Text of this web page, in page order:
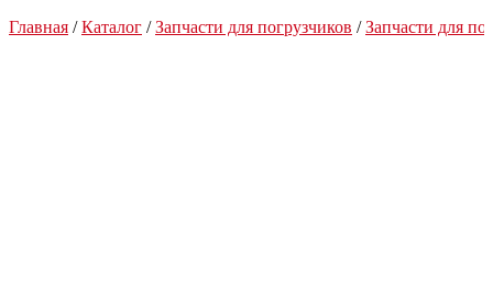
Главная /Каталог /Запчасти для погрузчиков /Запчасти для